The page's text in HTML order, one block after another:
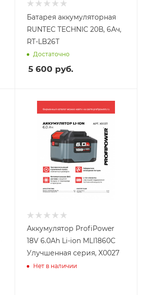
Батарея аккумуляторная
RUNTEC TECHNIC 20В, 6Ач,
RT-LB26T
Достаточно
5 600 руб.
Аккумулятор ProfiPower
18V 6.0Ah Li-ion MLI1860C
Улучшенная серия, X0027
Нет в наличии